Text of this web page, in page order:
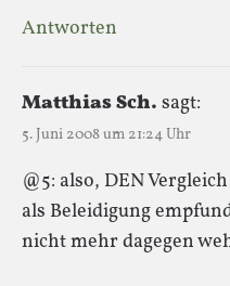
Antworten
Matthias Sch. sagt:
5. Juni 2008 um 21:24 Uhr
@5: also, DEN
als Beleidigung
nicht mehr dagegen